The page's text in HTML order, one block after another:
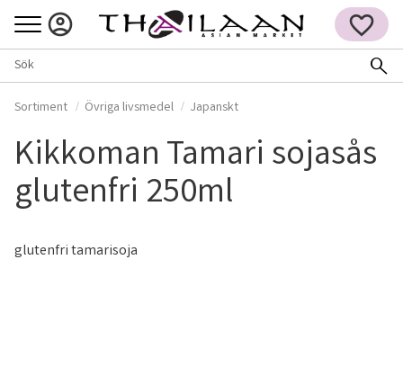
FAVORITER
Sortiment Övriga livsmedel Japanskt
Kikkoman Tamari sojasås
glutenfri 250ml
glutenfri tamarisoja